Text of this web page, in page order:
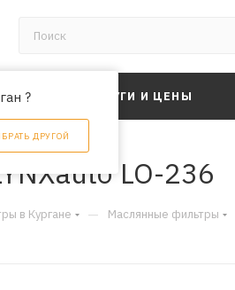
?
ДРУГОЙ
УСЛУГИ И ЦЕНЫ
LO-236
в Кургане — Маслянные фильтры